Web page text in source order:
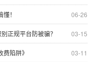
06-26
！
03-15
正规平台防被骗？
03-11
陷阱》